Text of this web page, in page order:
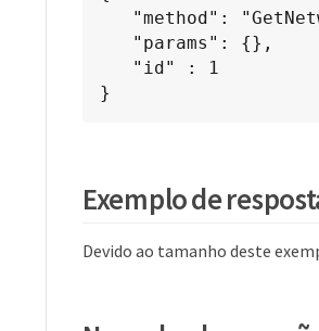
}
Exemplo de
Devido ao tamanho deste